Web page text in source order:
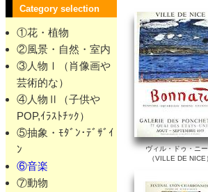
Category selection
①花・植物
②風景・自然・室内
③人物Ⅰ（肖像画や
芸術的な）
④人物Ⅱ（子供や
POP,ｲﾗｽﾄﾁｯｸ）
⑤抽象・ﾓﾀﾞﾝ･ﾃﾞｻﾞｲ
ﾝ
⑥音楽
⑦動物
ヴィル・ドゥ・ニ
（VILLE DE NICE）